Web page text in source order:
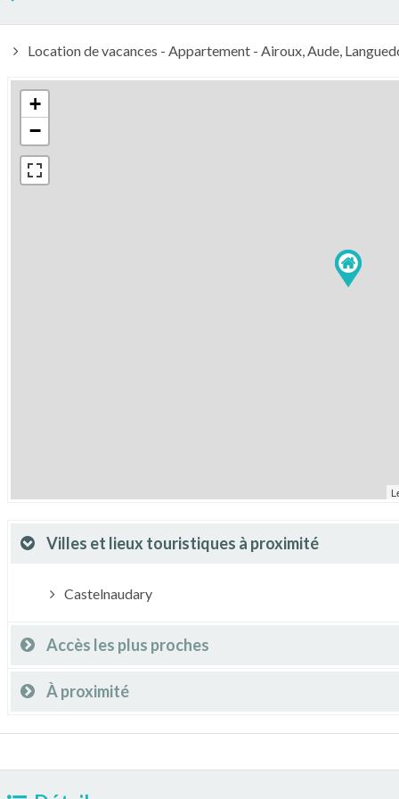
Location de vacances - Appartement - Airoux, Aude,
+
−
Villes et lieux touristiques à proximité
Castelnaudary
Accès les plus proches
À proximité